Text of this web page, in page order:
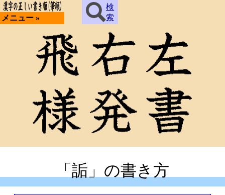
メニュー »
検
索
「詬」の書き方